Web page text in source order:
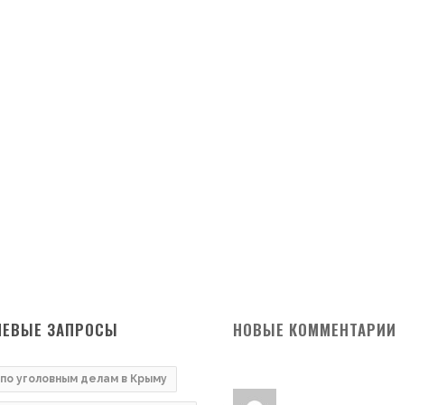
ЗАПРОСЫ
уголовным делам в Крыму
НОВЫЕ КОММЕНТАРИИ